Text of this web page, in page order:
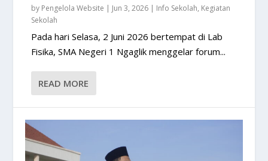
by Pengelola Website | Jun 3, 2026 | Info Sekolah, Kegiatan
Sekolah
Pada hari Selasa, 2 Juni 2026 bertempat di Lab
Fisika, SMA Negeri 1 Ngaglik menggelar forum...
READ MORE